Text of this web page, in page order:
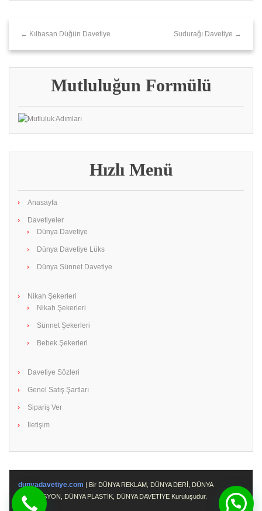
← Kılbasan Düğün Davetiye Sudurağı Davetiye →
Mutluluğun Formülü
Hızlı Menü
Anasayfa
Davetiyeler
Dünya Davetiye
Dünya Davetiye Lüks
Dünya Sünnet Davetiye
Nikah Şekerleri
Nikah Şekerleri
Sünnet Şekerleri
Bebek Şekerleri
Davetiye Sözleri
Genel Satış Şartları
Sipariş Ver
İletişim
dunyadavetiye.com | Bir DÜNYA REKLAM, DÜNYA DERİ, DÜNYA
PROMOSYON, DÜNYA PLASTİK, DÜNYA DAVETİYE Kuruluşudur.